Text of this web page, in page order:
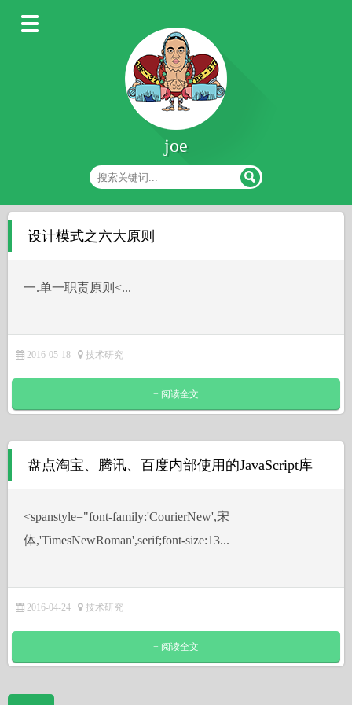
joe
设计模式之六大原则
一.单一职责原则˂...
2016-05-18 技术研究
+ 阅读全文
盘点淘宝、腾讯、百度内部使用的JavaScript库
˂spanstyle="font-family:'CourierNew',宋
体,'TimesNewRoman',serif;font-size:13...
2016-04-24 技术研究
+ 阅读全文